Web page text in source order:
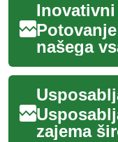
našega
terminali
hitremu
zajema